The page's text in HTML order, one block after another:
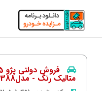
متالیک رنگ - مدل1388